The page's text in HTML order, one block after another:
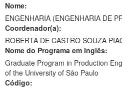
Ministério da Infraestrutura
Ministério da Agricultura, Pecuária e
Ministério da Educação
Ministério da Cidadania
Ministério da Saúde
Nome:
ENGENHARIA (ENGENHARIA DE
Coordenador(a):
ROBERTA DE CASTRO SOUZA
Nome do Programa em Inglês:
Graduate Program in Production
of the University of São Paulo
Código: